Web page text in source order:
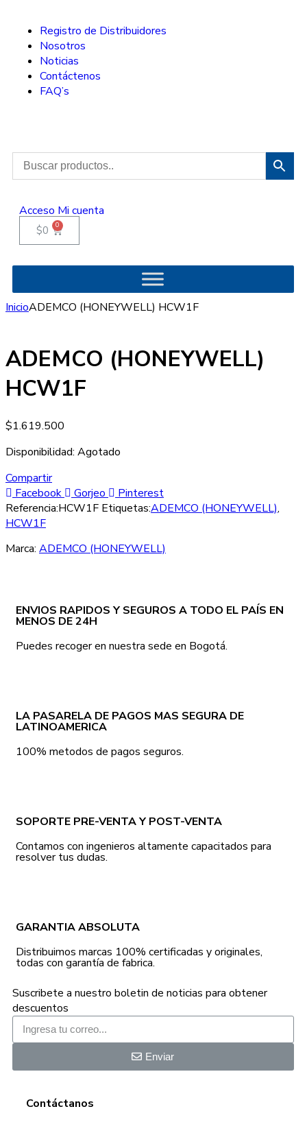
Registro de Distribuidores
Nosotros
Noticias
Contáctenos
FAQ’s
Acceso Mi cuenta
$0 0
InicioADEMCO (HONEYWELL) HCW1F
ADEMCO (HONEYWELL)
HCW1F
$1.619.500
Disponibilidad: Agotado
Compartir
Facebook
Gorjeo
Pinterest
Referencia:HCW1F Etiquetas:ADEMCO (HONEYWELL),
HCW1F
Marca: ADEMCO (HONEYWELL)
ENVIOS RAPIDOS Y SEGUROS A TODO EL PAÍS EN
MENOS DE 24H
Puedes recoger en nuestra sede en Bogotá.
LA PASARELA DE PAGOS MAS SEGURA DE
LATINOAMERICA
100% metodos de pagos seguros.
SOPORTE PRE-VENTA Y POST-VENTA
Contamos con ingenieros altamente capacitados para
resolver tus dudas.
GARANTIA ABSOLUTA
Distribuimos marcas 100% certificadas y originales,
todas con garantía de fabrica.
Suscribete a nuestro boletin de noticias para obtener
descuentos
Enviar
Contáctanos